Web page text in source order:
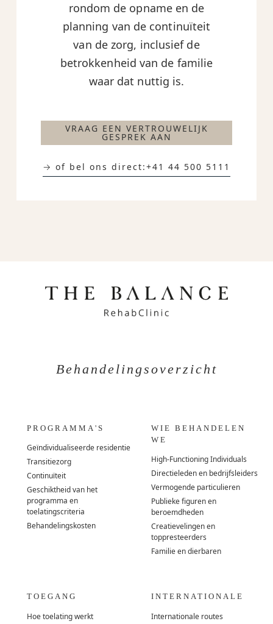
rondom de opname en de
planning van de continuïteit
van de zorg, inclusief de
betrokkenheid van de familie
waar dat nuttig is.
VRAAG EEN VERTROUWELIJK
GESPREK AAN
→ of bel ons direct:+41 44 500 5111
Behandelingsoverzicht
PROGRAMMA'S
Geïndividualiseerde residentie
Transitiezorg
Continuïteit
Geschiktheid van het
programma en
toelatingscriteria
Behandelingskosten
WIE BEHANDELEN
WE
High-Functioning Individuals
Directieleden en bedrijfsleiders
Vermogende particulieren
Publieke figuren en
beroemdheden
Creatievelingen en
toppresteerders
Familie en dierbaren
TOEGANG
Hoe toelating werkt
INTERNATIONALE
Internationale routes